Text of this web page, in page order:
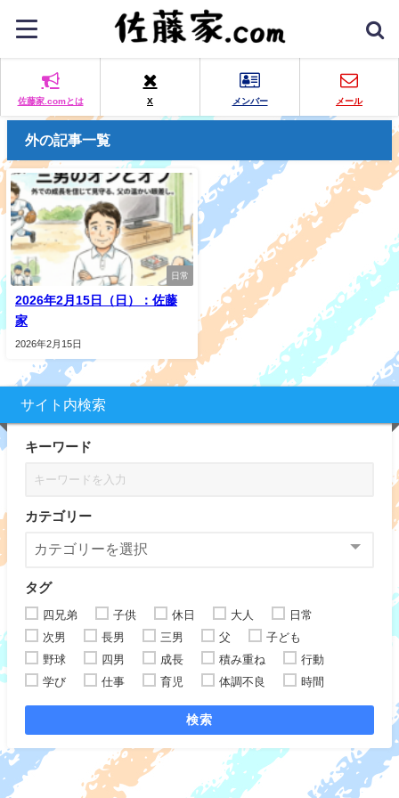
佐藤家.comとは X メンバー メール
外の記事一覧
日常
2026年2月15日（日）：佐藤
家
2026年2月15日
サイト内検索
キーワード
カテゴリー
タグ
四兄弟 子供 休日 大人
日常
次男
長男 三男 父
子ども
野球
四男 成長 積み重ね
行動
学び
仕事 育児 体調不良 時間
検索